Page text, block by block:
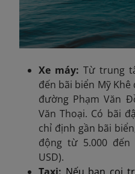
Xe máy: Từ trung
đến bãi biển Mỹ
đường Phạm Văn
Văn Thoại. Có bãi
chỉ định gần bãi
động từ 5.000 đến
USD).